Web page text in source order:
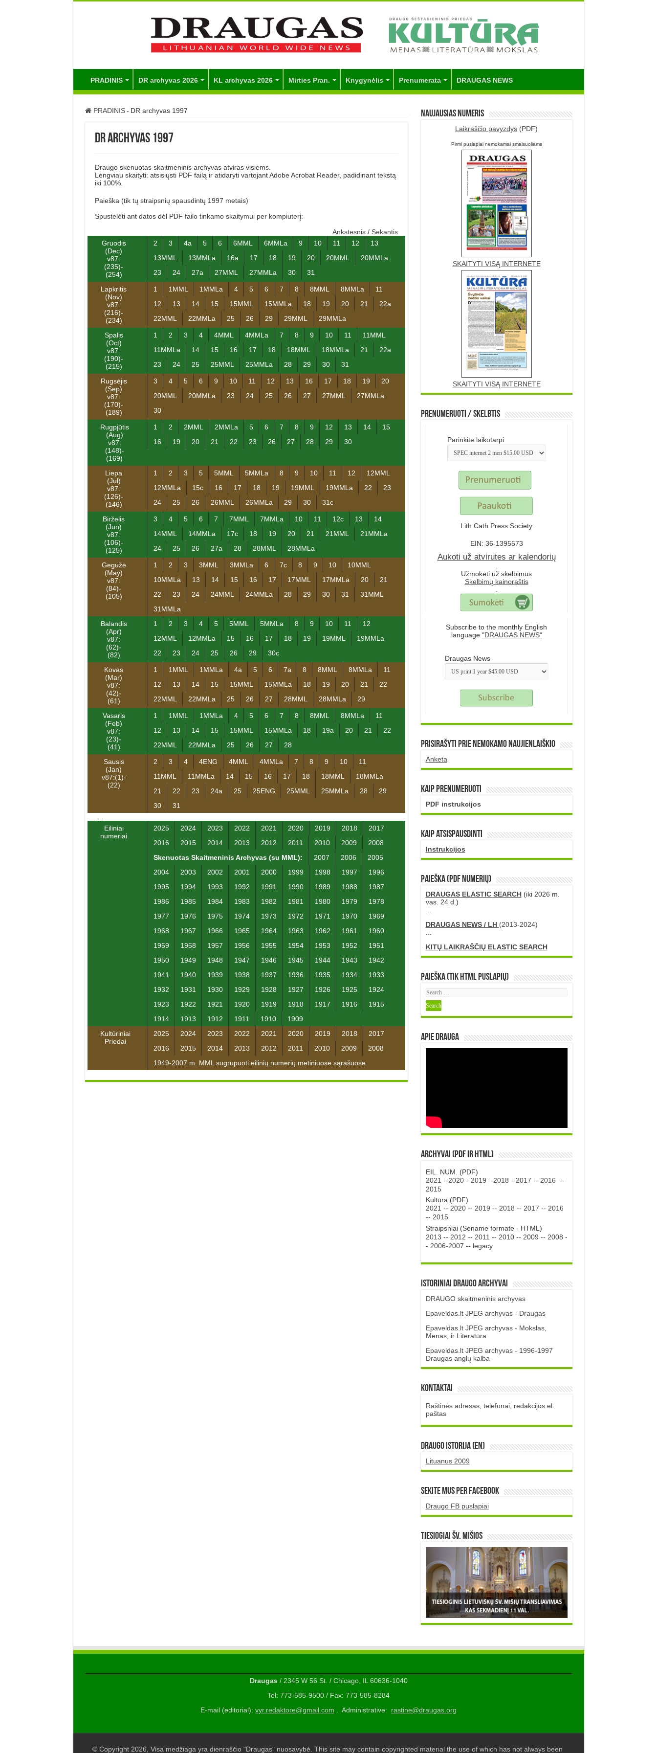
PRADINIS DR archyvas 2026 KL archyvas 2026 Mirties Pran. Knygynėlis Prenumerata DRAUGAS NEWS
PRADINIS - DR archyvas 1997
DR archyvas 1997
Draugo skenuotas skaitmeninis archyvas atviras visiems.
Lengviau skaityti: atsisiųsti PDF failą ir atidaryti vartojant Adobe Acrobat Reader, padidinant tekstą
iki 100%.
Paieška (tik tų straipsnių spausdintų 1997 metais)
Spustelėti ant datos dėl PDF failo tinkamo skaitymui per kompiuterį:
Ankstesnis / Sekantis
Gruodis
(Dec)
v87:
(235)-
(254)
2 3 4a 5 6 6MML 6MMLa 9 10 11 12
13
13MML
13MMLa 16a 17 18 19 20 20MML
20MMLa
23
24 27a 27MML 27MMLa 30 31
Lapkritis
(Nov)
v87:
(216)-
(234)
1 1MML 1MMLa 4 5 6 7 8 8MML 8MMLa
11
12
13 14 15 15MML 15MMLa 18 19 20 21
22a
22MML
22MMLa 25 26 29 29MML 29MMLa
Spalis
(Oct)
v87:
(190)-
(215)
1 2 3 4 4MML 4MMLa 7 8 9 10 11
11MML
11MMLa
14 15 16 17 18 18MML 18MMLa 21
22a
23
24 25 25MML 25MMLa 28 29 30 31
Rugsėjis
(Sep)
v87:
(170)-
(189)
3 4 5 6 9 10 11 12 13 16 17 18 19
20
20MML
20MMLa 23 24 25 26 27 27MML
27MMLa
30
Rugpjūtis
(Aug)
v87:
(148)-
(169)
1 2 2MML 2MMLa 5 6 7 8 9 12 13 14
15
16
19 20 21 22 23 26 27 28 29 30
Liepa
(Jul)
v87:
(126)-
(146)
1 2 3 5 5MML 5MMLa 8 9 10 11 12
12MML
12MMLa
15c 16 17 18 19 19MML 19MMLa 22
23
24
25 26 26MML 26MMLa 29 30 31c
Birželis
(Jun)
v87:
(106)-
(125)
3 4 5 6 7 7MML 7MMLa 10 11 12c 13
14
14MML
14MMLa 17c 18 19 20 21 21MML
21MMLa
24
25 26 27a 28 28MML 28MMLa
Gegužė
(May)
v87:
(84)-
(105)
1 2 3 3MML 3MMLa 6 7c 8 9 10
10MML
10MMLa
13 14 15 16 17 17MML 17MMLa 20
21
22
23 24 24MML 24MMLa 28 29 30 31
31MML
31MMLa
Balandis
(Apr)
v87:
(62)-
(82)
1 2 3 4 5 5MML 5MMLa 8 9 10 11
12
12MML
12MMLa 15 16 17 18 19 19MML
19MMLa
22
23 24 25 26 29 30c
Kovas
(Mar)
v87:
(42)-
(61)
1 1MML 1MMLa 4a 5 6 7a 8 8MML 8MMLa
11
12
13 14 15 15MML 15MMLa 18 19 20 21
22
22MML
22MMLa 25 26 27 28MML 28MMLa 29
Vasaris
(Feb)
v87:
(23)-
(41)
1 1MML 1MMLa 4 5 6 7 8 8MML 8MMLa
11
12
13 14 15 15MML 15MMLa 18 19a 20 21
22
22MML
22MMLa 25 26 27 28
Sausis
(Jan)
v87:(1)-
(22)
2 3 4 4ENG 4MML 4MMLa 7 8 9 10
11
11MML
11MMLa 14 15 16 17 18 18MML
18MMLa
21
22 23 24a 25 25ENG 25MML 25MMLa 28
29
30
31
Eiliniai
numeriai
2025 2024 2023 2022 2021 2020 2019 2018
2017
2016
2015 2014 2013 2012 2011 2010 2009
2008
Skenuotas Skaitmeninis Archyvas (su MML):
2007 2006
2005
2004
2003 2002 2001 2000 1999 1998 1997
1996
1995
1994 1993 1992 1991 1990 1989 1988
1987
1986
1985 1984 1983 1982 1981 1980 1979
1978
1977
1976 1975 1974 1973 1972 1971 1970
1969
1968
1967 1966 1965 1964 1963 1962 1961
1960
1959
1958 1957 1956 1955 1954 1953 1952
1951
1950
1949 1948 1947 1946 1945 1944 1943
1942
1941
1940 1939 1938 1937 1936 1935 1934
1933
1932
1931 1930 1929 1928 1927 1926 1925
1924
1923
1922 1921 1920 1919 1918 1917 1916
1915
1914
1913 1912 1911 1910
1909
Kultūriniai
Priedai
2025 2024 2023 2022 2021 2020 2019 2018
2017
2016
2015 2014 2013 2012 2011 2010 2009
2008
1949-2007 m. MML sugrupuoti eilinių numerių metiniuose sąrašuose
Naujausias numeris
Laikraščio pavyzdys (PDF)
Pirmi puslapiai nemokamai smalsuoliams
SKAITYTI VISĄ INTERNETE
SKAITYTI VISĄ INTERNETE
Prenumeruoti / Skelbtis
Parinkite laikotarpi
Lith Cath Press Society
EIN: 36-1395573
Aukoti už atvirutes ar kalendorių
.
Užmokėti už skelbimus
Skelbimų kainoraštis
.
Subscribe to the monthly English
language "DRAUGAS NEWS"
Draugas News
Prisirašyti prie nemokamo naujienlaiškio
Anketa
Kaip prenumeruoti
PDF instrukcijos
Kaip atsispausdinti
Instrukcijos
PAIEŠKA (PDF numerių)
DRAUGAS ELASTIC SEARCH(iki 2026 m.
vas. 24 d.)
...
DRAUGAS NEWS / LH (2013-2024)
...
KITŲ LAIKRAŠČIŲ ELASTIC SEARCH
Paieška (tik HTML puslapių)
Apie DRAUGA
Archyvai (PDF ir HTML)
EIL. NUM. (PDF)
2021 --2020--2019 --2018 --2017 -- 2016 --
2015
Kultūra (PDF)
2021 -- 2020-- 2019 -- 2018 -- 2017 -- 2016
-- 2015
Straipsniai (Sename formate - HTML)
2013 -- 2012 -- 2011 -- 2010-- 2009 -- 2008 -
- 2006-2007 -- legacy
Istoriniai DRAUGO Archyvai
DRAUGO skaitmeninis archyvas
Epaveldas.lt JPEG archyvas - Draugas
Epaveldas.lt JPEG archyvas - Mokslas,
Menas, ir Literatūra
Epaveldas.lt JPEG archyvas - 1996-1997
Draugas anglų kalba
Kontaktai
Raštinės adresas, telefonai, redakcijos el.
paštas
DRAUGO istorija (EN)
Lituanus 2009
Sekite mus per Facebook
Draugo FB puslapiai
TIESIOGIAI šv. MIŠIOS
Draugas/ 2345 W 56 St. / Chicago, IL 60636-1040
Tel: 773-585-9500 / Fax: 773-585-8284
E-mail (editorial): vyr.redaktore@gmail.com . Administrative: rastine@draugas.org
© Copyright 2026, Visa medžiaga yra dienraščio "Draugas" nuosavybė. This site may contain copyrighted material the use of which has not always been